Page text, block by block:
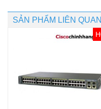
SẢN PHẨM LIÊN QUAN